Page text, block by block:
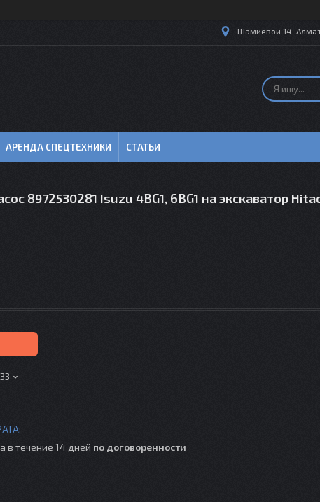
Шамиевой 14,
АРЕНДА СПЕЦТЕХНИКИ СТАТЬИ
8972530281 Isuzu 4BG1, 6BG1 на экскаватор
в течение 14 дней по договоренности